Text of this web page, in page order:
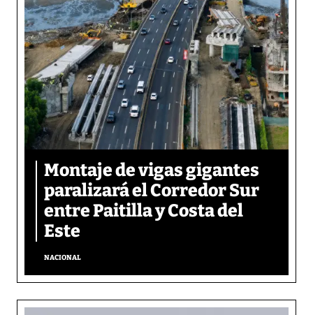
Montaje de vigas gigantes
paralizará el Corredor Sur
entre Paitilla y Costa del
Este
NACIONAL